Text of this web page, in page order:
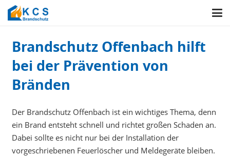
Brandschutz Offenbach hilft
bei der Prävention von
Bränden
Der Brandschutz Offenbach ist ein wichtiges Thema, denn
ein Brand entsteht schnell und richtet großen Schaden an.
Dabei sollte es nicht nur bei der Installation der
vorgeschriebenen Feuerlöscher und Meldegeräte bleiben.